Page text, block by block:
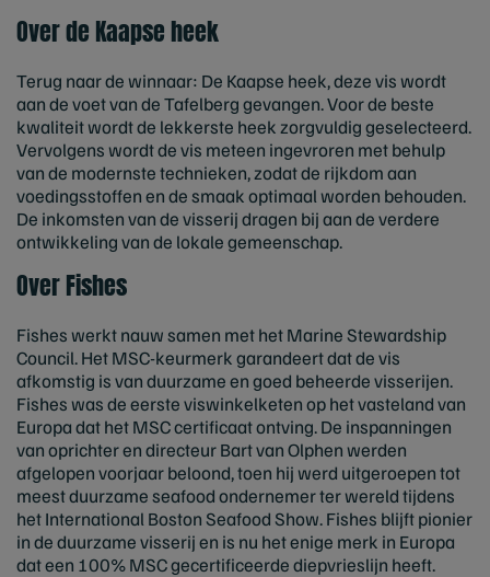
Over de Kaapse heek
Terug naar de winnaar: De Kaapse heek, deze vis wordt
aan de voet van de Tafelberg gevangen. Voor de beste
kwaliteit wordt de lekkerste heek zorgvuldig geselecteerd.
Vervolgens wordt de vis meteen ingevroren met behulp
van de modernste technieken, zodat de rijkdom aan
voedingsstoffen en de smaak optimaal worden behouden.
De inkomsten van de visserij dragen bij aan de verdere
ontwikkeling van de lokale gemeenschap.
Over Fishes
Fishes werkt nauw samen met het Marine Stewardship
Council. Het MSC-keurmerk garandeert dat de vis
afkomstig is van duurzame en goed beheerde visserijen.
Fishes was de eerste viswinkelketen op het vasteland van
Europa dat het MSC certificaat ontving. De inspanningen
van oprichter en directeur Bart van Olphen werden
afgelopen voorjaar beloond, toen hij werd uitgeroepen tot
meest duurzame seafood ondernemer ter wereld tijdens
het International Boston Seafood Show. Fishes blijft pionier
in de duurzame visserij en is nu het enige merk in Europa
dat een 100% MSC gecertificeerde diepvrieslijn heeft.